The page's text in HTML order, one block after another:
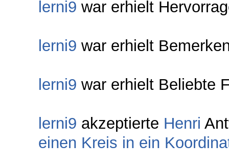
lerni9 war erhielt
lerni9 war erhielt
lerni9 war erhielt Beliebte
lerni9 akzeptierte Henri
einen Kreis in ein